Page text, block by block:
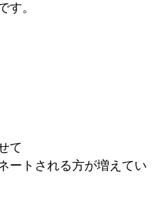
す。
て
ートされる方が増えてい